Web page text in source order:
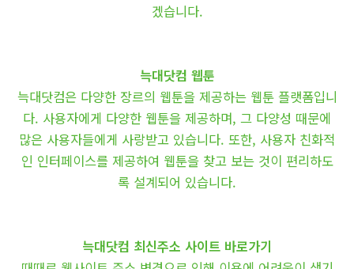
겠습니다.
늑대닷컴 웹툰
늑대닷컴은 다양한 장르의 웹툰을 제공하는 웹툰 플랫폼입니
다. 사용자에게 다양한 웹툰을 제공하며, 그 다양성 때문에
많은 사용자들에게 사랑받고 있습니다. 또한, 사용자 친화적
인 인터페이스를 제공하여 웹툰을 찾고 보는 것이 편리하도
록 설계되어 있습니다.
늑대닷컴 최신주소 사이트 바로가기